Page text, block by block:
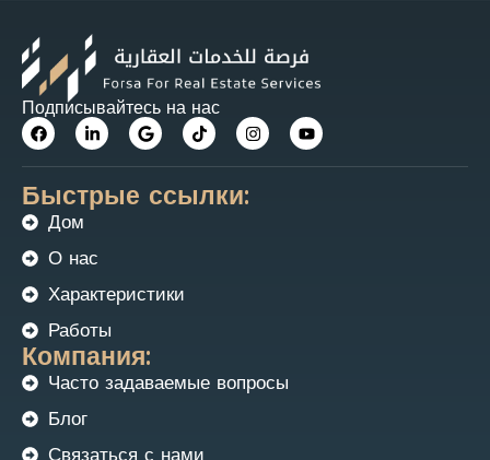
Подписывайтесь на нас
Быстрые ссылки:
Дом
О нас
Характеристики
Работы
Компания:
Часто задаваемые вопросы
Блог